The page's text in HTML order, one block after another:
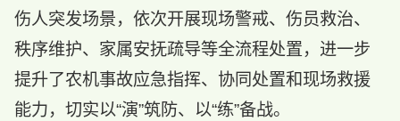
伤人突发场景，依次开展现场警戒、伤员救治、
秩序维护、家属安抚疏导等全流程处置，进一步
提升了农机事故应急指挥、协同处置和现场救援
能力，切实以“演”筑防、以“练”备战。